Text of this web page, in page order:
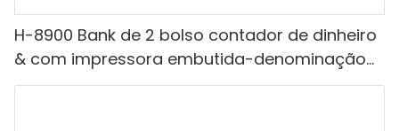
H-8900 Bank de 2 bolso contador de dinheiro
& com impressora embutida-denominação
mista, luz branca/ir/uv/mg de detecção &